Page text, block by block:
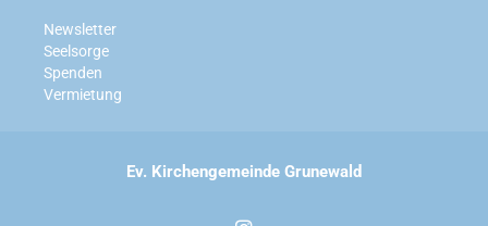
Newsletter
Seelsorge
Spenden
Vermietung
Ev. Kirchengemeinde Grunewald